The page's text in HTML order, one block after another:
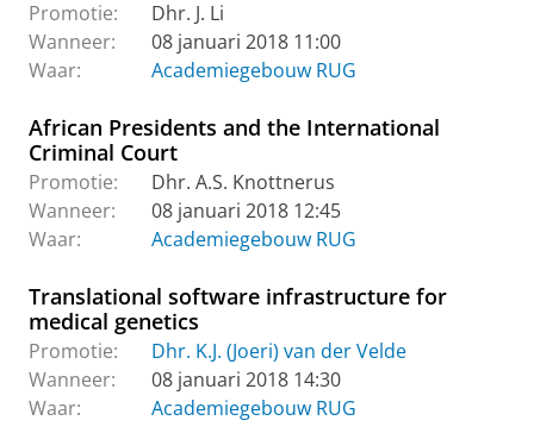
Promotie:
Dhr. J. Li
Wanneer:
08 januari 2018 11:00
Waar:
Academiegebouw RUG
African Presidents and the International
Criminal Court
Promotie:
Dhr. A.S. Knottnerus
Wanneer:
08 januari 2018 12:45
Waar:
Academiegebouw RUG
Translational software infrastructure for
medical genetics
Promotie:
Dhr. K.J. (Joeri) van der Velde
Wanneer:
08 januari 2018 14:30
Waar:
Academiegebouw RUG